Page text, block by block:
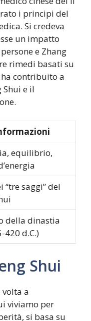
i principi del
Si credeva
un impatto
e Zhang
rimedi basati su
contribuito a
e il
equilibrio,
“tre saggi” del
della dinastia
420 d.C.)
Shui
volta a
viviamo per
si basa su